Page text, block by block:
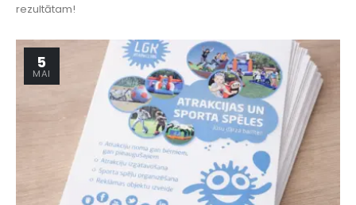
rezultātam!
5
MAI